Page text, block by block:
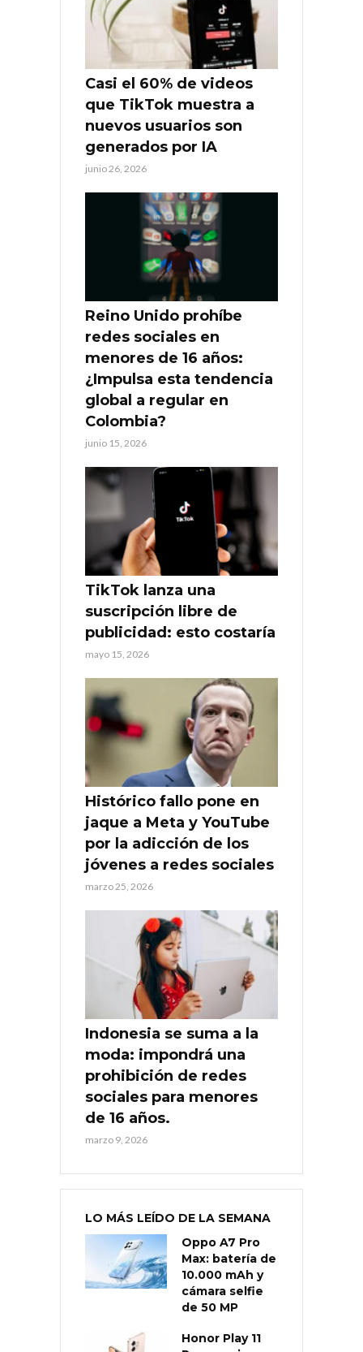
Casi el 60% de videos
que TikTok muestra a
nuevos usuarios son
generados por IA
junio 26, 2026
Reino Unido prohíbe
redes sociales en
menores de 16 años:
¿Impulsa esta tendencia
global a regular en
Colombia?
junio 15, 2026
TikTok lanza una
suscripción libre de
publicidad: esto costaría
mayo 15, 2026
Histórico fallo pone en
jaque a Meta y YouTube
por la adicción de los
jóvenes a redes sociales
marzo 25, 2026
Indonesia se suma a la
moda: impondrá una
prohibición de redes
sociales para menores
de 16 años.
marzo 9, 2026
LO MÁS LEÍDO DE LA SEMANA
Oppo A7 Pro
Max: batería de
10.000 mAh y
cámara selfie
de 50 MP
Honor Play 11